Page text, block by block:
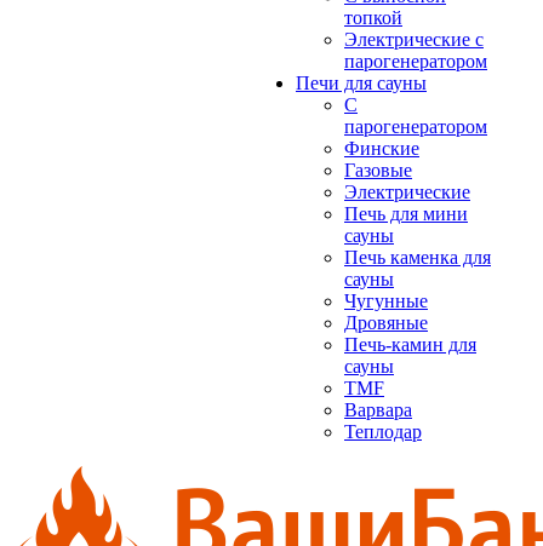
топкой
Электрические с
парогенератором
Печи для сауны
С
парогенератором
Финские
Газовые
Электрические
Печь для мини
сауны
Печь каменка для
сауны
Чугунные
Дровяные
Печь-камин для
сауны
TMF
Варвара
Теплодар